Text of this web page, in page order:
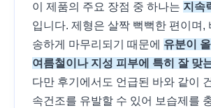
이 제품의 주요 장점 중 하나는 지속
입니다. 제형은 살짝 뻑뻑한 편이며,
송하게 마무리되기 때문에 유분이
여름철이나 지성 피부에 특히 잘 맞
다만 후기에서도 언급된 바와 같이
속건조를 유발할 수 있어 보습제를